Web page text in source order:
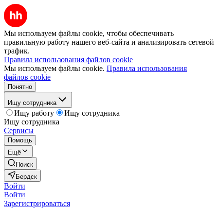
Мы используем файлы cookie, чтобы обеспечивать
правильную работу нашего веб-сайта и анализировать сетевой
трафик.
Правила использования файлов cookie
Мы используем файлы cookie. Правила использования
файлов cookie
Понятно
Ищу сотрудника
Ищу работу
Ищу сотрудника
Ищу сотрудника
Сервисы
Помощь
Ещё
Поиск
Бердск
Войти
Войти
Зарегистрироваться